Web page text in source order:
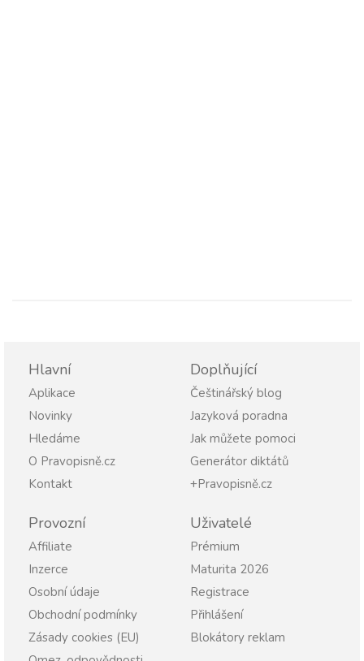
Hlavní
Aplikace
Novinky
Hledáme
O Pravopisně.cz
Kontakt
Doplňující
Češtinářský blog
Jazyková poradna
Jak můžete pomoci
Generátor diktátů
+Pravopisně.cz
Provozní
Affiliate
Inzerce
Osobní údaje
Obchodní podmínky
Zásady cookies (EU)
Uživatelé
Prémium
Maturita 2026
Registrace
Přihlášení
Blokátory reklam